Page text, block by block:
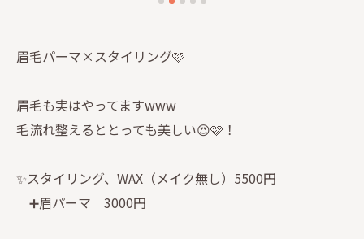
眉毛パーマ×スタイリング🩷
眉毛も実はやってますwww
毛流れ整えるととっても美しい😍🩷！
✨スタイリング、WAX（メイク無し）5500円
➕眉パーマ 3000円